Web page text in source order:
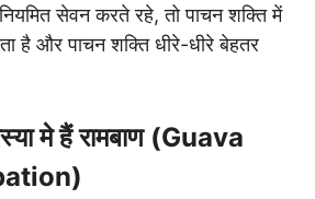
सेवन करते रहे, तो पाचन शक्ति में
है और पाचन शक्ति धीरे-धीरे बेहतर
मे हैं रामबाण (Guava